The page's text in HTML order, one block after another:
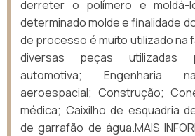
derreter o polímero e moldá-
determinado molde e finalidade
de processo é muito utilizado na
diversas peças utilizadas
automotiva; Engenharia
aeroespacial; Construção;
médica; Caixilho de esquadria
de garrafão de água.MAIS